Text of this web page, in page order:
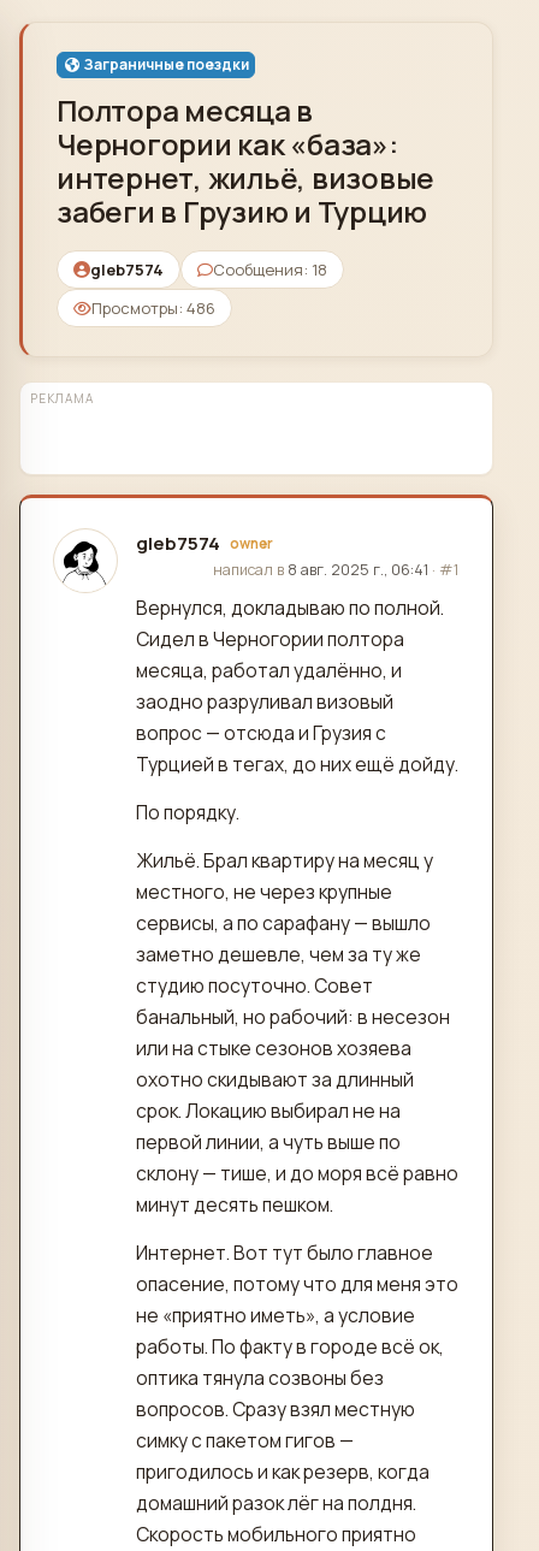
Заграничные поездки
Полтора месяца в
Черногории как «база»:
интернет, жильё, визовые
забеги в Грузию и Турцию
gleb7574
Сообщения: 18
Просмотры: 486
РЕКЛАМА
gleb7574 owner
отредактировано
написал в 8 авг. 2025 г., 06:41 · #1
Вернулся, докладываю по полной.
Сидел в Черногории полтора
месяца, работал удалённо, и
заодно разруливал визовый
вопрос — отсюда и Грузия с
Турцией в тегах, до них ещё дойду.
По порядку.
Жильё. Брал квартиру на месяц у
местного, не через крупные
сервисы, а по сарафану — вышло
заметно дешевле, чем за ту же
студию посуточно. Совет
банальный, но рабочий: в несезон
или на стыке сезонов хозяева
охотно скидывают за длинный
срок. Локацию выбирал не на
первой линии, а чуть выше по
склону — тише, и до моря всё равно
минут десять пешком.
Интернет. Вот тут было главное
опасение, потому что для меня это
не «приятно иметь», а условие
работы. По факту в городе всё ок,
оптика тянула созвоны без
вопросов. Сразу взял местную
симку с пакетом гигов —
пригодилось и как резерв, когда
домашний разок лёг на полдня.
Скорость мобильного приятно